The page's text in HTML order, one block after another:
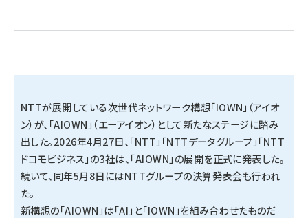
ngn (275)
タンデム (145)
NTTが展開している次世代ネットワーク構想「IOWN」（アイオ
ン）が、「AIOWN」（エーアイオン）として新たなステージに踏み
出した。2026年4月27日、「NTT」「NTTデータグループ」「NTT
ドコモビジネス」の3社は、「AIOWN」の展開を正式に発表した。
続いて、同年5月8日にはNTTグループの決算発表会も行われ
た。
新構想の「AIOWN」は「AI」と「IOWN」を組み合わせたものだ